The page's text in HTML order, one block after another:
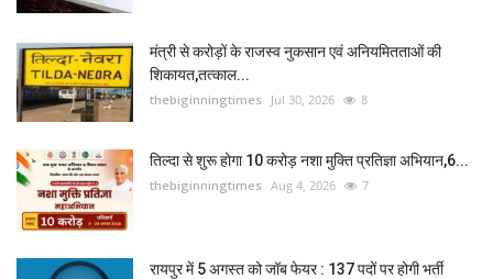
मंत्री से करोड़ों के राजस्व नुकसान एवं अनियमितताओं की
शिकायत,तत्काल...
thebiginningtimes Jul 30, 2026 8
तिल्दा से शुरू होगा 10 करोड़ नशा मुक्ति प्रतिज्ञा अभियान,6...
thebiginningtimes Aug 4, 2026 7
रायपुर में 5 अगस्त को जॉब फेयर : 137 पदों पर होगी भर्ती